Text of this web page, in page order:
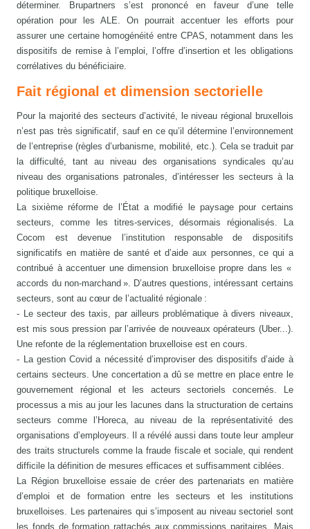
déterminer. Brupartners s’est prononcé en faveur d’une telle
opération pour les ALE. On pourrait accentuer les efforts pour
assurer une certaine homogénéité entre CPAS, notamment dans les
dispositifs de remise à l’emploi, l’offre d’insertion et les obligations
corrélatives du bénéficiaire.
Fait régional et dimension sectorielle
Pour la majorité des secteurs d’activité, le niveau régional bruxellois
n’est pas très significatif, sauf en ce qu’il détermine l’environnement
de l’entreprise (règles d’urbanisme, mobilité, etc.). Cela se traduit par
la difficulté, tant au niveau des organisations syndicales qu’au
niveau des organisations patronales, d’intéresser les secteurs à la
politique bruxelloise.
La sixième réforme de l’État a modifié le paysage pour certains
secteurs, comme les titres-services, désormais régionalisés. La
Cocom est devenue l’institution responsable de dispositifs
significatifs en matière de santé et d’aide aux personnes, ce qui a
contribué à accentuer une dimension bruxelloise propre dans les «
accords du non-marchand ». D’autres questions, intéressant certains
secteurs, sont au cœur de l’actualité régionale :
- Le secteur des taxis, par ailleurs problématique à divers niveaux,
est mis sous pression par l’arrivée de nouveaux opérateurs (Uber...).
Une refonte de la réglementation bruxelloise est en cours.
- La gestion Covid a nécessité d’improviser des dispositifs d’aide à
certains secteurs. Une concertation a dû se mettre en place entre le
gouvernement régional et les acteurs sectoriels concernés. Le
processus a mis au jour les lacunes dans la structuration de certains
secteurs comme l’Horeca, au niveau de la représentativité des
organisations d’employeurs. Il a révélé aussi dans toute leur ampleur
des traits structurels comme la fraude fiscale et sociale, qui rendent
difficile la définition de mesures efficaces et suffisamment ciblées.
La Région bruxelloise essaie de créer des partenariats en matière
d’emploi et de formation entre les secteurs et les institutions
bruxelloises. Les partenaires qui s’imposent au niveau sectoriel sont
les fonds de formation rattachés aux commissions paritaires. Mais